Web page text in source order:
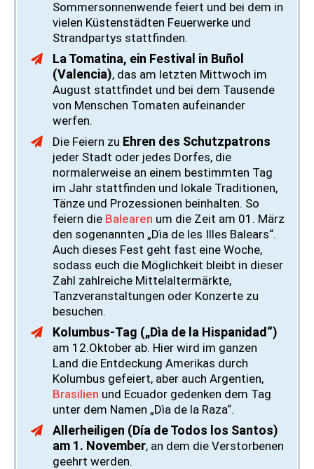
Sommersonnenwende feiert und bei dem in
vielen Küstenstädten Feuerwerke und
Strandpartys stattfinden.
La Tomatina, ein Festival in Buñol
(Valencia), das am letzten Mittwoch im
August stattfindet und bei dem Tausende
von Menschen Tomaten aufeinander
werfen.
Die Feiern zu Ehren des Schutzpatrons
jeder Stadt oder jedes Dorfes, die
normalerweise an einem bestimmten Tag
im Jahr stattfinden und lokale Traditionen,
Tänze und Prozessionen beinhalten. So
feiern die Balearen um die Zeit am 01. März
den sogenannten „Dìa de les Illes Balears“.
Auch dieses Fest geht fast eine Woche,
sodass euch die Möglichkeit bleibt in dieser
Zahl zahlreiche Mittelaltermärkte,
Tanzveranstaltungen oder Konzerte zu
besuchen.
Kolumbus-Tag („Dìa de la Hispanidad“)
am 12.Oktober ab. Hier wird im ganzen
Land die Entdeckung Amerikas durch
Kolumbus gefeiert, aber auch Argentien,
Brasilien und Ecuador gedenken dem Tag
unter dem Namen „Dìa de la Raza“.
Allerheiligen (Día de Todos los Santos)
am 1. November, an dem die Verstorbenen
geehrt werden.